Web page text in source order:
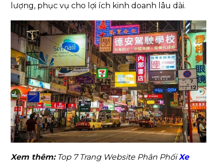
lượng, phục vụ cho lợi ích kinh doanh lâu dài.
Xem thêm:Top 7 Trang Website Phân PhốiXe